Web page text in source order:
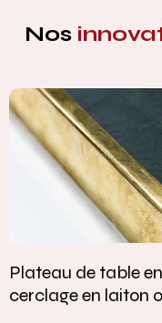
Nos
Plateau de table
cerclage en laiton